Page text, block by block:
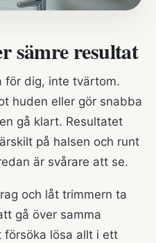
sämre resultat
för dig, inte tvärtom.
huden eller gör snabba
gå klart. Resultatet
på halsen och runt
är svårare att se.
och låt trimmern ta
gå över samma
försöka lösa allt i ett